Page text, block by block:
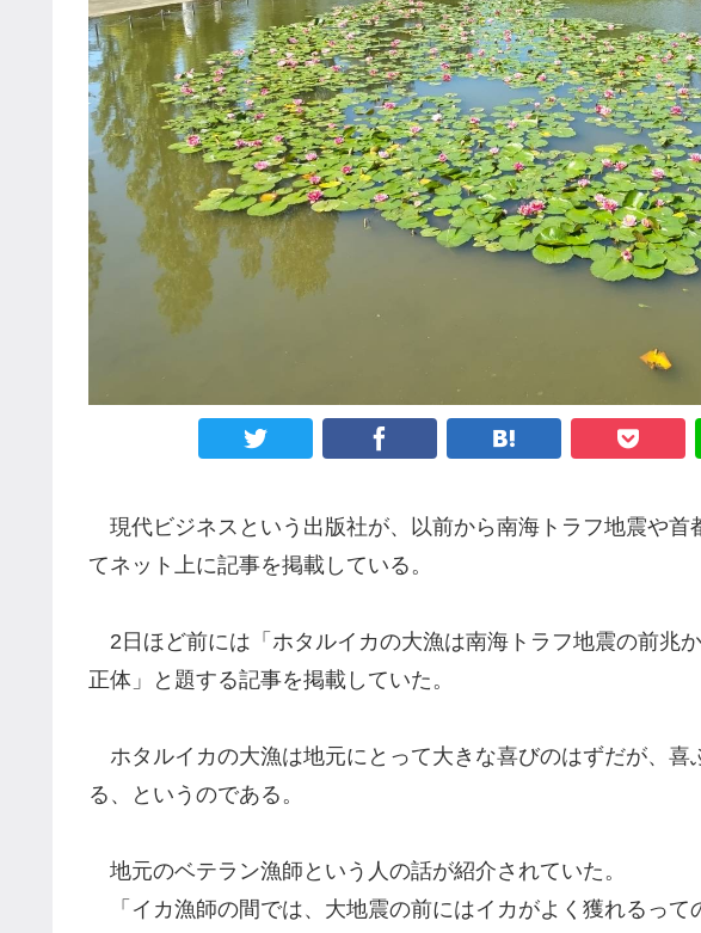
現代ビジネスという出版社が、以前から南海トラフ地震や
てネット上に記事を掲載している。
2日ほど前には「ホタルイカの大漁は南海トラフ地震の前兆か
正体」と題する記事を掲載していた。
ホタルイカの大漁は地元にとって大きな喜びのはずだが、喜
る、というのである。
地元のベテラン漁師という人の話が紹介されていた。
「イカ漁師の間では、大地震の前にはイカがよく獲れるっ